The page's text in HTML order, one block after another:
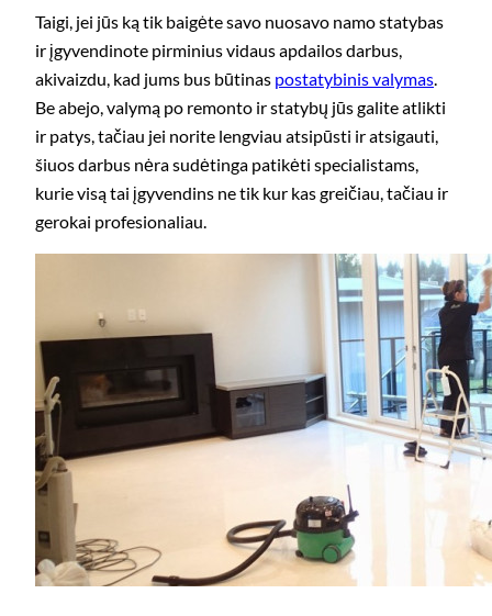
Taigi, jei jūs ką tik baigėte savo nuosavo namo statybas
ir įgyvendinote pirminius vidaus apdailos darbus,
akivaizdu, kad jums bus būtinas postatybinis valymas.
Be abejo, valymą po remonto ir statybų jūs galite atlikti
ir patys, tačiau jei norite lengviau atsipūsti ir atsigauti,
šiuos darbus nėra sudėtinga patikėti specialistams,
kurie visą tai įgyvendins ne tik kur kas greičiau, tačiau ir
gerokai profesionaliau.